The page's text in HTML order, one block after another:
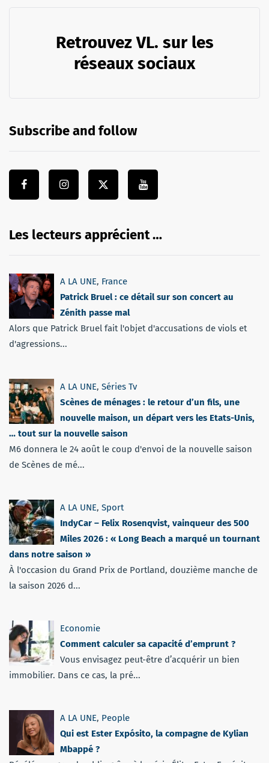
Retrouvez VL. sur les
réseaux sociaux
Subscribe and follow
Les lecteurs apprécient …
A LA UNE, France
Patrick Bruel : ce détail sur son concert au
Zénith passe mal
Alors que Patrick Bruel fait l'objet d'accusations de viols et
d'agressions...
A LA UNE, Séries Tv
Scènes de ménages : le retour d’un fils, une
nouvelle maison, un départ vers les Etats-Unis,
… tout sur la nouvelle saison
M6 donnera le 24 août le coup d'envoi de la nouvelle saison
de Scènes de mé...
A LA UNE, Sport
IndyCar – Felix Rosenqvist, vainqueur des 500
Miles 2026 : « Long Beach a marqué un tournant
dans notre saison »
À l'occasion du Grand Prix de Portland, douzième manche de
la saison 2026 d...
Economie
Comment calculer sa capacité d’emprunt ?
Vous envisagez peut-être d’acquérir un bien
immobilier. Dans ce cas, la pré...
A LA UNE, People
Qui est Ester Expósito, la compagne de Kylian
Mbappé ?